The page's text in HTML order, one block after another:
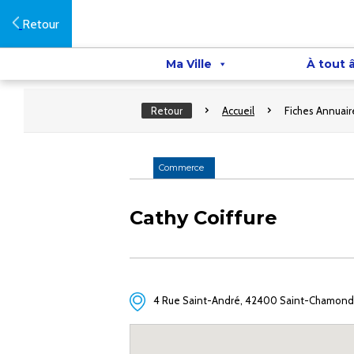
Retour
Ma Ville À tout
Retour Accueil Fiches
Commerce
Cathy Coiffure
4 Rue Saint-André, 42400 Saint-Chamond